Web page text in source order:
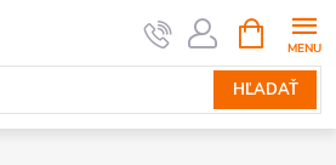
HĽADAŤ
KOŠÍK